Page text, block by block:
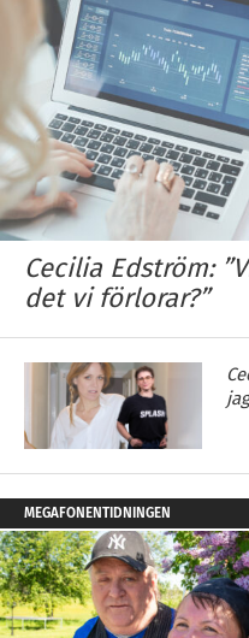
Cecilia Edström:
det vi förlorar?”
MEGAFONENTIDNINGEN